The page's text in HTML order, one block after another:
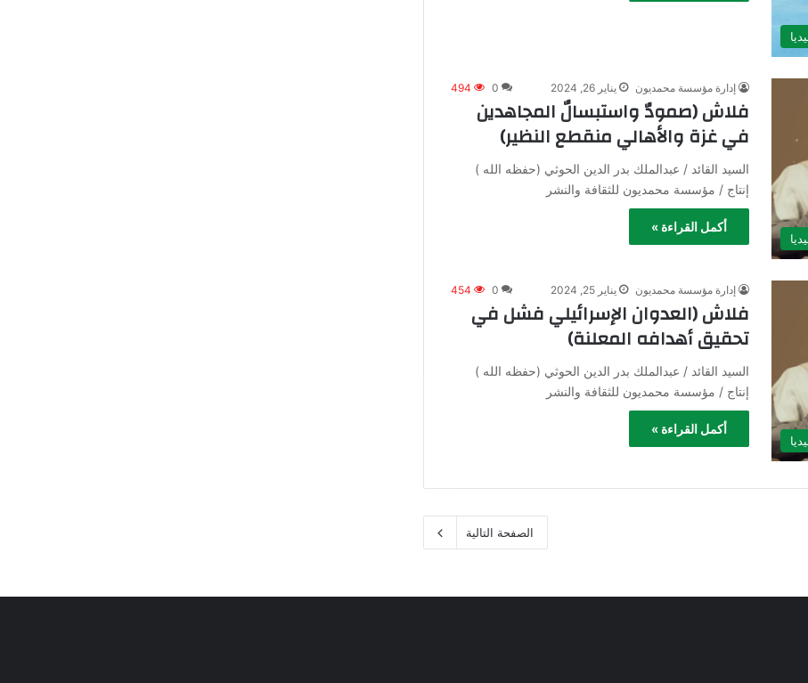
إدارة مؤسسة محمديون يناير 26, 2024 0
494
فلاش (صمودٌ واستبسالٌ المجاهدين
في غزة والأهالي منقطع النظير)
السيد القائد / عبدالملك بدر الدين الحوثي (حفظه الله )
إنتاج / مؤسسة محمديون للثقافة والنشر
أكمل القراءة »
إدارة مؤسسة محمديون يناير 25, 2024 0
454
فلاش (العدوان الإسرائيلي فشل في
تحقيق أهدافه المعلنة)
السيد القائد / عبدالملك بدر الدين الحوثي (حفظه الله )
إنتاج / مؤسسة محمديون للثقافة والنشر
أكمل القراءة »
الصفحة التالية